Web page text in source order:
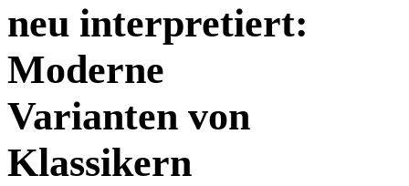
neu interpretiert:
Moderne
Varianten von
Klassikern